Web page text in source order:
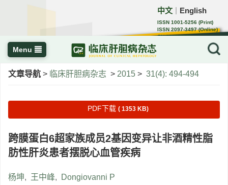
中文 English
ISSN 1001-5256 (Print)
ISSN 2097-3497 (Online)
CN 22-1108/R
Menu
文章导航 > 临床肝胆病杂志 > 2015 > 31(4): 494-494
PDF下载 ( 1353 KB)
跨膜蛋白6超家族成员2基因变异让非酒精性脂
肪性肝炎患者摆脱心血管疾病
杨坤, 王中峰, Dongiovanni P